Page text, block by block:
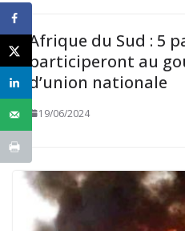
Afrique du Sud : 5
participeront au
d’union nationale
19/06/2024